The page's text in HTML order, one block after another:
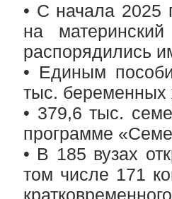
• С начала 2025
на
распорядились
• Единым
тыс.
• 379,6 тыс.
программе
• В 185 вузах
том числе 171